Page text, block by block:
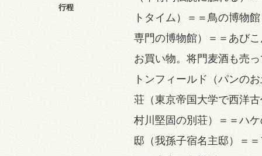
行程
トタイム）＝＝鳥の博物
専門の博物館）＝＝あび
お買い物。将門麦酒も売
トンフィールド（パンの
荘（東京帝国大学で西洋
村川堅固の別荘）＝＝ハ
邸（我孫子宿名主邸）＝